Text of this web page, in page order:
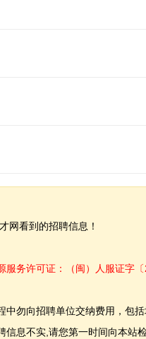
网看到的招聘信息！
务许可证：（闽）人服证字
勿向招聘单位交纳费用，包括
息不实,请您第一时间向本站